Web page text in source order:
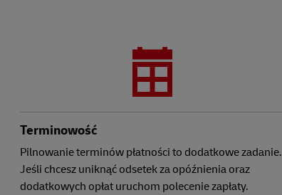
Terminowość
Pilnowanie terminów płatności to dodatkowe zadanie.
Jeśli chcesz uniknąć odsetek za opóźnienia oraz
dodatkowych opłat uruchom polecenie zapłaty.